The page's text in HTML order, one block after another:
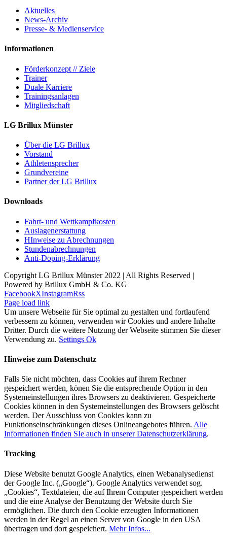
Aktuelles
News-Archiv
Presse- & Medienservice
Informationen
Förderkonzept // Ziele
Trainer
Duale Karriere
Trainingsanlagen
Mitgliedschaft
LG Brillux Münster
Über die LG Brillux
Vorstand
Athletensprecher
Grundvereine
Partner der LG Brillux
Downloads
Fahrt- und Wettkampfkosten
Auslagenerstattung
HInweise zu Abrechnungen
Stundenabrechnungen
Anti-Doping-Erklärung
Copyright LG Brillux Münster 2022 | All Rights Reserved |
Powered by Brillux GmbH & Co. KG
FacebookXInstagramRss
Page load link
Um unsere Webseite für Sie optimal zu gestalten und fortlaufend
verbessern zu können, verwenden wir Cookies und andere Inhalte
Dritter. Durch die weitere Nutzung der Webseite stimmen Sie dieser
Verwendung zu. Settings Ok
Hinweise zum Datenschutz
Falls Sie nicht möchten, dass Cookies auf ihrem Rechner
gespeichert werden, könen Sie die entsprechende Option in den
Systemeinstellungen ihres Browsers zu deaktivieren. Gespeicherte
Cookies können in den Systemeinstellungen des Browsers gelöscht
werden. Der Ausschluss von Cookies kann zu
Funktionseinschränkungen dieses Onlineangebotes führen. Alle
Informationen finden SIe auch in unserer Datenschutzerklärung.
Tracking
Diese Website benutzt Google Analytics, einen Webanalysedienst
der Google Inc. („Google“). Google Analytics verwendet sog.
„Cookies“, Textdateien, die auf Ihrem Computer gespeichert werden
und die eine Analyse der Benutzung der Website durch Sie
ermöglichen. Die durch den Cookie erzeugten Informationen
werden in der Regel an einen Server von Google in den USA
übertragen und dort gespeichert. Mehr Infos...